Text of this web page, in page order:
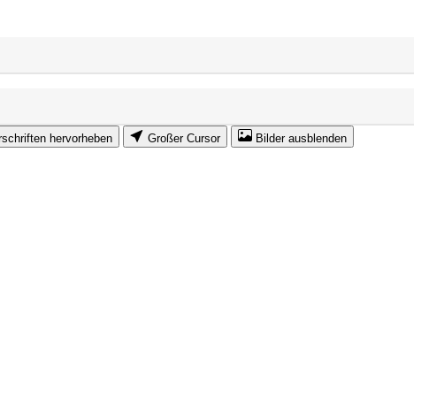
hervorheben Großer Cursor Bilder ausblenden